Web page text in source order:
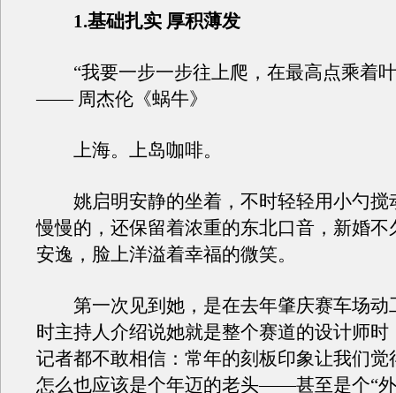
1.基础扎实 厚积薄发
“我要一步一步往上爬，在最高点乘着叶
—— 周杰伦《蜗牛》
上海。上岛咖啡。
姚启明安静的坐着，不时轻轻用小勺搅
慢慢的，还保留着浓重的东北口音，新婚不
安逸，脸上洋溢着幸福的微笑。
第一次见到她，是在去年肇庆赛车场动
时主持人介绍说她就是整个赛道的设计师时
记者都不敢相信：常年的刻板印象让我们觉
怎么也应该是个年迈的老头——甚至是个“